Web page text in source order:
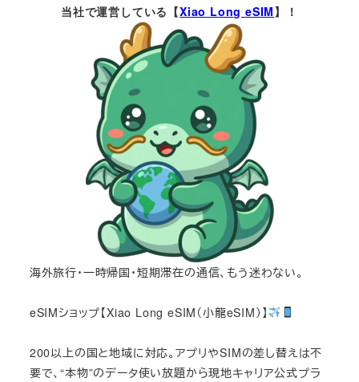
当社で運営している【Xiao Long eSIM】！
海外旅行・一時帰国・短期滞在の通信、もう迷わない。
eSIMショップ【Xiao Long eSIM（小龍eSIM）】
200以上の国と地域に対応。アプリやSIMの差し替えは不
要で、“本物”のデータ使い放題から現地キャリア公式プラ